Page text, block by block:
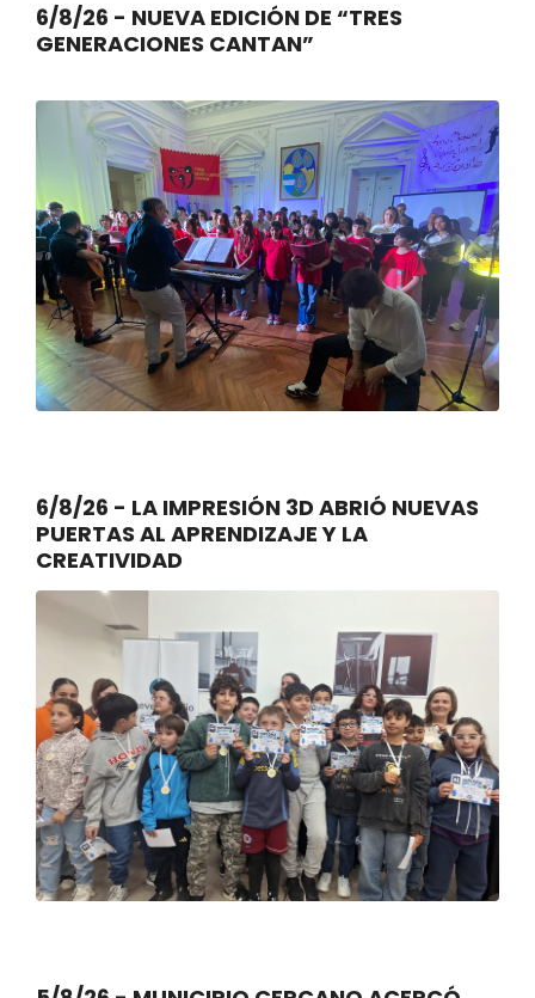
6/8/26 - NUEVA EDICIÓN DE “TRES
GENERACIONES CANTAN”
6/8/26 - LA IMPRESIÓN 3D ABRIÓ NUEVAS
PUERTAS AL APRENDIZAJE Y LA
CREATIVIDAD